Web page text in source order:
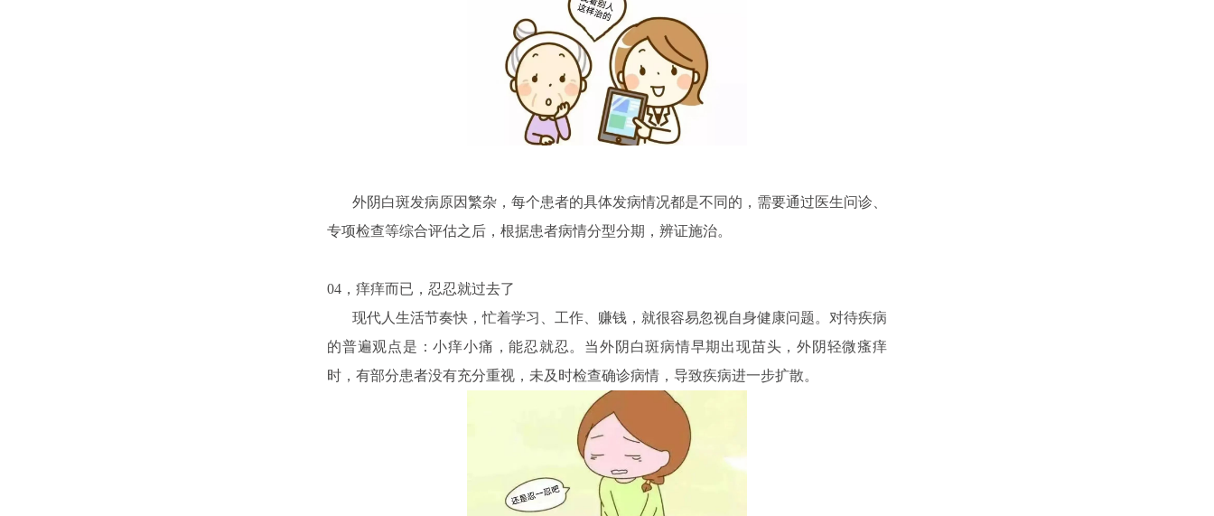
外阴白斑发病原因繁杂，每个患者的具体发病情况都是不同的，需要通过医生问诊、
专项检查等综合评估之后，根据患者病情分型分期，辨证施治。
04，痒痒而已，忍忍就过去了
现代人生活节奏快，忙着学习、工作、赚钱，就很容易忽视自身健康问题。对待疾病
的普遍观点是：小痒小痛，能忍就忍。当外阴白斑病情早期出现苗头，外阴轻微瘙痒
时，有部分患者没有充分重视，未及时检查确诊病情，导致疾病进一步扩散。